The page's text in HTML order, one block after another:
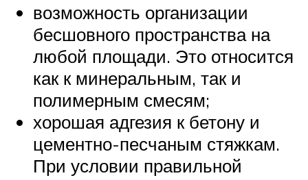
возможность организации
бесшовного пространства на
любой площади. Это относится
как к минеральным, так и
полимерным смесям;
хорошая адгезия к бетону и
цементно-песчаным стяжкам.
При условии правильной